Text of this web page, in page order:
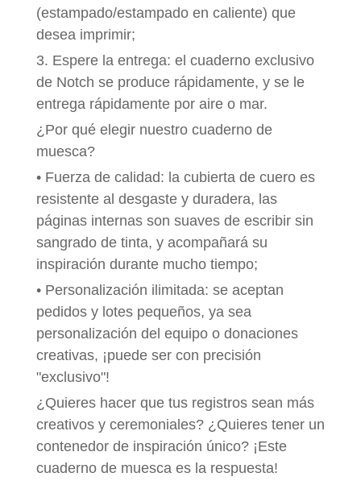
(estampado/estampado en caliente) que
desea imprimir;
3. Espere la entrega: el cuaderno exclusivo
de Notch se produce rápidamente, y se le
entrega rápidamente por aire o mar.
¿Por qué elegir nuestro cuaderno de
muesca?
• Fuerza de calidad: la cubierta de cuero es
resistente al desgaste y duradera, las
páginas internas son suaves de escribir sin
sangrado de tinta, y acompañará su
inspiración durante mucho tiempo;
• Personalización ilimitada: se aceptan
pedidos y lotes pequeños, ya sea
personalización del equipo o donaciones
creativas, ¡puede ser con precisión
"exclusivo"!
¿Quieres hacer que tus registros sean más
creativos y ceremoniales? ¿Quieres tener un
contenedor de inspiración único? ¡Este
cuaderno de muesca es la respuesta!